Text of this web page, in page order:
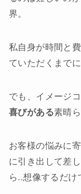
界。
私自身が時間と
ていただくまで
でも、イメージ
喜びがある素晴
お客様の悩みに
に引き出して差
ら..想像するだけ